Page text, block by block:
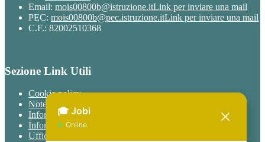
Email: mois00800b@istruzione.itLink per inviare una mail
PEC: mois00800b@pec.istruzione.itLink per inviare una mail
C.F.: 82002510368
Sezione Link Utili
Cookie policy
Note legali
Informativa Privacy
Informativa Privacy chatbot Jobi
Ufficio Relazioni con il Pubblico